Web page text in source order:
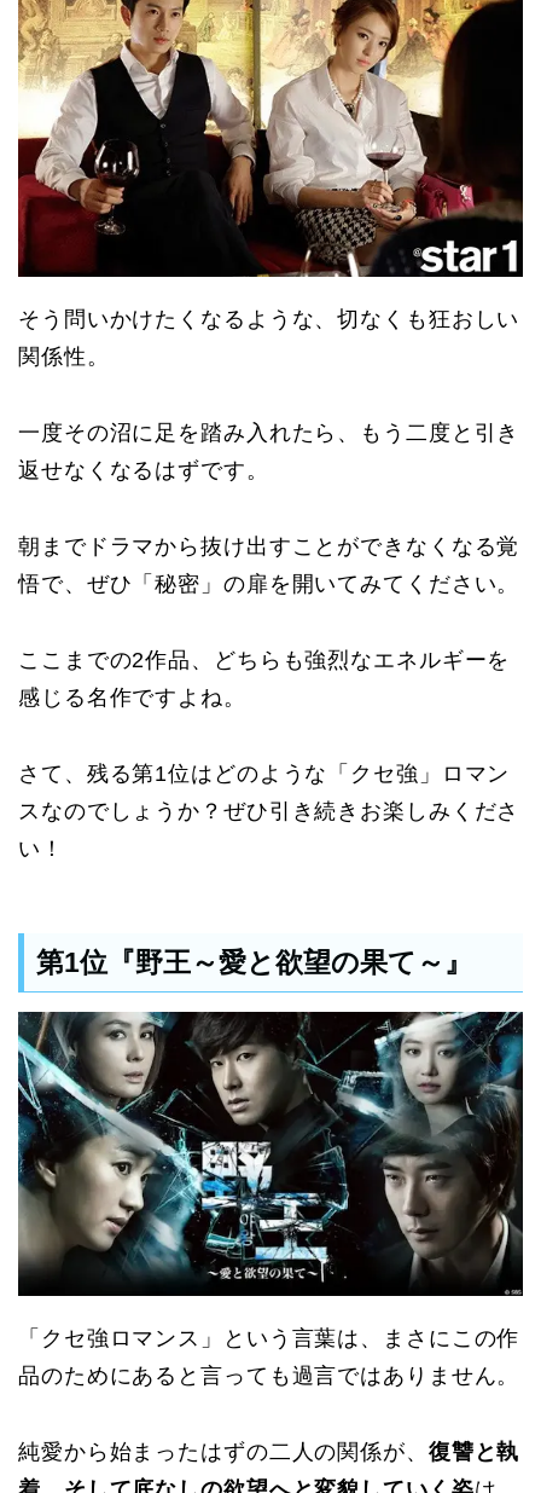
そう問いかけたくなるような、切なくも狂おしい
関係性。
一度その沼に足を踏み入れたら、もう二度と引き
返せなくなるはずです。
朝までドラマから抜け出すことができなくなる覚
悟で、ぜひ「秘密」の扉を開いてみてください。
ここまでの2作品、どちらも強烈なエネルギーを
感じる名作ですよね。
さて、残る第1位はどのような「クセ強」ロマン
スなのでしょうか？ぜひ引き続きお楽しみくださ
い！
第1位『野王～愛と欲望の果て～』
「クセ強ロマンス」という言葉は、まさにこの作
品のためにあると言っても過言ではありません。
純愛から始まったはずの二人の関係が、 復讐と執